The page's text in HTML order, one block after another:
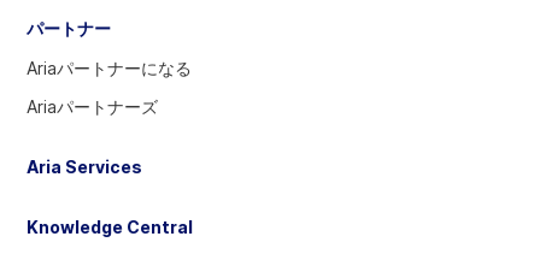
択
す
択
パートナー
Ariaパートナーになる
Ariaパートナーズ
Aria Services
Knowledge Central